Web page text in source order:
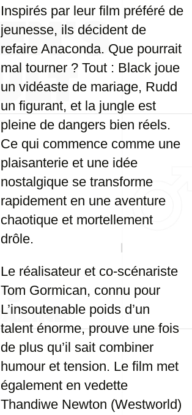
Inspirés par leur film préféré de
jeunesse, ils décident de
refaire Anaconda. Que pourrait
mal tourner ? Tout : Black joue
un vidéaste de mariage, Rudd
un figurant, et la jungle est
pleine de dangers bien réels.
Ce qui commence comme une
plaisanterie et une idée
nostalgique se transforme
rapidement en une aventure
chaotique et mortellement
drôle.
Le réalisateur et co-scénariste
Tom Gormican, connu pour
L’insoutenable poids d’un
talent énorme, prouve une fois
de plus qu’il sait combiner
humour et tension. Le film met
également en vedette
Thandiwe Newton (Westworld)